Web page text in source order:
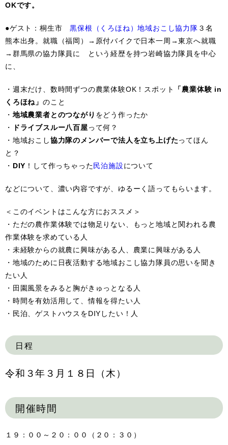
OKです。
●ゲスト：桐生市黒保根（くろほね）地域おこし協力隊 ３名
熊本出身。就職（福岡）→原付バイクで日本一周→東京へ就職
→群馬県の協力隊員に という経歴を持つ岩崎協力隊員を中心
に、
・週末だけ、数時間ずつの農業体験OK！スポット
「農業体験 in
くろほね」 のこと
・ 地域農業者とのつながり をどう作ったか
・
ドライブスルー八百屋って何？
・地域おこし協力隊のメンバーで法人を立ち上げたってほん
と？
・ DIY ！して作っちゃった民泊施設について
などについて、濃い内容ですが、ゆるーく語ってもらいます。
＜このイベントはこんな方におススメ＞
・ただの農作業体験では物足りない、もっと地域と関われる農
作業体験を求めている人
・未経験からの就農に興味がある人、農業に興味がある人
・地域のために日夜活動する地域おこし協力隊員の思いを聞き
たい人
・田園風景をみると胸がきゅっとなる人
・時間を有効活用して、情報を得たい人
・民泊、ゲストハウスをDIYしたい！人
日程
令和３年３月１８日（木）
開催時間
１９：００～２０：００（２０：３０）